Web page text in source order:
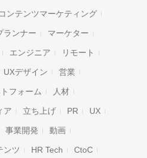
コンテンツマーケティング
ランナー マーケター
エンジニア リモート
UXデザイン 営業
フォーム 人材
ア 立ち上げ PR UX
事業開発 動画
ンツ HR Tech CtoC